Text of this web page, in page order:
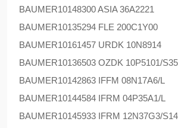
BAUMER10148300 ASIA 36A2221
BAUMER10135294 FLE 200C1Y00
BAUMER10161457 URDK 10N8914
BAUMER10136503 OZDK 10P5101/
BAUMER10142863 IFFM 08N17A6/L
BAUMER10144584 IFRM 04P35A1/L
BAUMER10145933 IFRM 12N37G3/